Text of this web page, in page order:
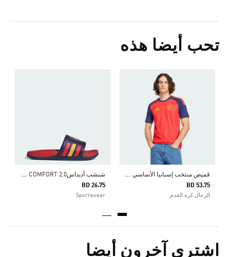
تحب أيضا هذه
ق
ميص منتخب إسبانيا الأساسي لعام 2026
BD 53.75
الرجال كرة القدم
ش
بشب أديداسADILETTE COMFORT 2.0 أسبانيا
BD 26.75
Sportswear
اشترى آخرون أيضا